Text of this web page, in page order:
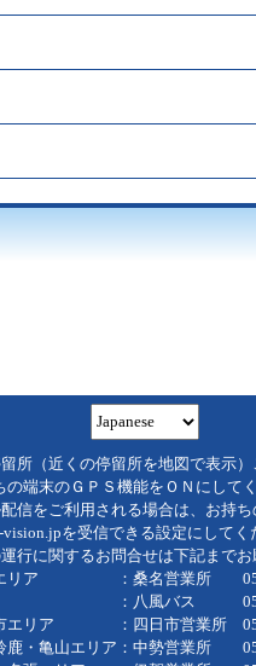
所（近くの停留所を地図で表示）
端末のＧＰＳ機能をＯＮにしてく
信をご利用される場合は、お持ち
を受信できる設定にしてく
行に関するお問合せは下記までお
リア ：桑名営業所
風バス 0594-
エリア ：四日市営業所
・亀山エリア：中勢営業所